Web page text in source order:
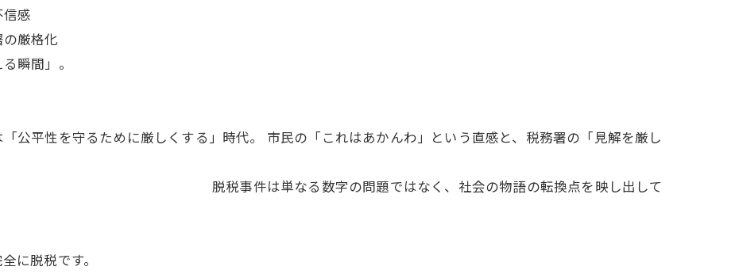
感
厳格化
瞬間」。
公平性を守るために厳しくする」時代。 市民の「これはあかんわ」という直感と、税務署の「見解を厳し
の問題ではなく、社会の物語の転換点を映し出して
に脱税です。